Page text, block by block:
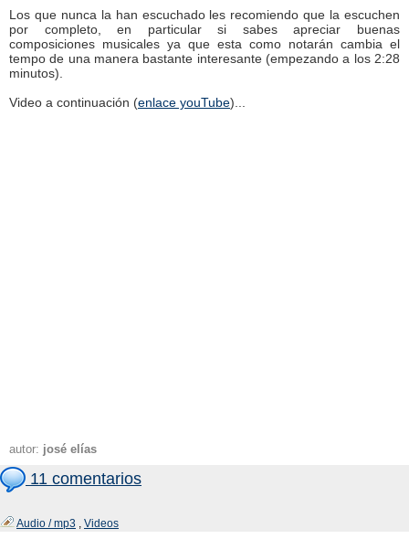
Los que nunca la han escuchado les recomiendo que la escuchen
por completo, en particular si sabes apreciar buenas
composiciones musicales ya que esta como notarán cambia el
tempo de una manera bastante interesante (empezando a los 2:28
minutos).
Video a continuación (enlace youTube)...
autor: josé elías
11 comentarios
Audio / mp3 , Videos